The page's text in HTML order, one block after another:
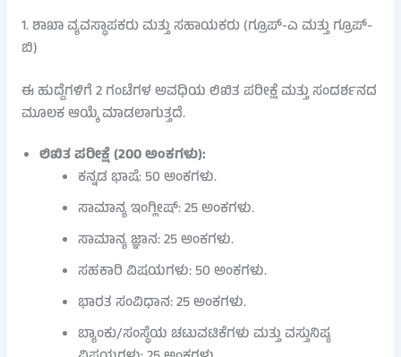
1. ಶಾಖಾ ವ್ಯವಸ್ಥಾಪಕರು ಮತ್ತು ಸಹಾಯಕರು (ಗ್ರೂಪ್-ಎ ಮತ್ತು ಗ್ರೂಪ್-
ಬಿ)
ಈ ಹುದ್ದೆಗಳಿಗೆ 2 ಗಂಟೆಗಳ ಅವಧಿಯ ಲಿಖಿತ ಪರೀಕ್ಷೆ ಮತ್ತು ಸಂದರ್ಶನದ
ಮೂಲಕ ಆಯ್ಕೆ ಮಾಡಲಾಗುತ್ತದೆ.
ಲಿಖಿತ ಪರೀಕ್ಷೆ (200 ಅಂಕಗಳು):
ಕನ್ನಡ ಭಾಷೆ: 50 ಅಂಕಗಳು.
ಸಾಮಾನ್ಯ ಇಂಗ್ಲೀಷ್: 25 ಅಂಕಗಳು.
ಸಾಮಾನ್ಯ ಜ್ಞಾನ: 25 ಅಂಕಗಳು.
ಸಹಕಾರಿ ವಿಷಯಗಳು: 50 ಅಂಕಗಳು.
ಭಾರತ ಸಂವಿಧಾನ: 25 ಅಂಕಗಳು.
ಬ್ಯಾಂಕು/ಸಂಸ್ಥೆಯ ಚಟುವಟಿಕೆಗಳು ಮತ್ತು ವಸ್ತುನಿಷ್ಠ